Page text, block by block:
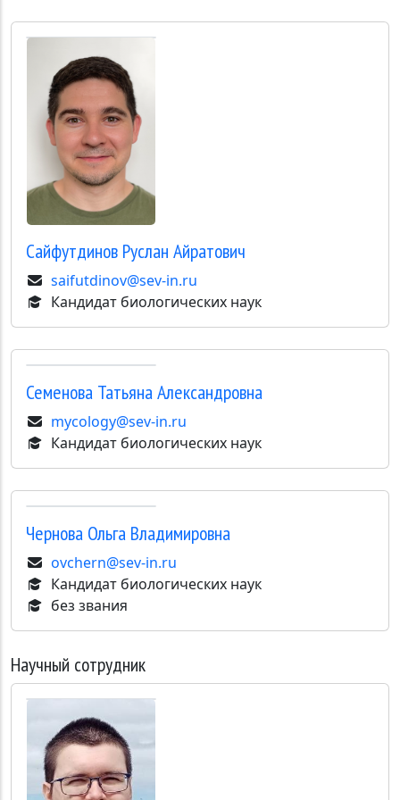
Сайфутдинов Руслан Айратович
saifutdinov@sev-in.ru
Кандидат биологических наук
Семенова Татьяна Александровна
mycology@sev-in.ru
Кандидат биологических наук
Чернова Ольга Владимировна
ovchern@sev-in.ru
Кандидат биологических наук
без звания
Научный сотрудник